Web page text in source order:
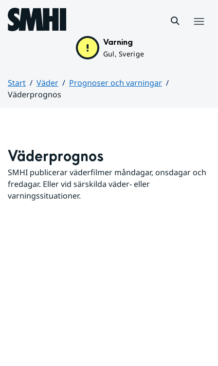
Hoppa till sidans innehåll
Varning
Gul, Sverige
Start Väder
Prognoser och varningar
Väderprognos
Väderprognos
SMHI publicerar väderfilmer måndagar, onsdagar och
fredagar. Eller vid särskilda väder- eller
varningssituationer.